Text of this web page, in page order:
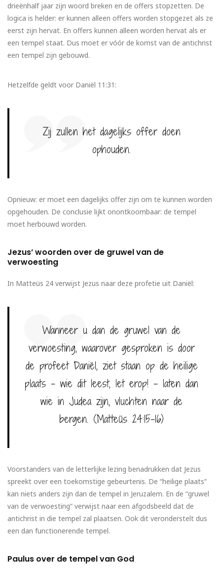
drieënhalf jaar zijn woord breken en de offers stopzetten. De
logica is helder: er kunnen alleen offers worden stopgezet als ze
eerst zijn hervat. En offers kunnen alleen worden hervat als er
een tempel staat. Dus moet er vóór de komst van de antichrist
een tempel zijn gebouwd.
Hetzelfde geldt voor Daniël 11:31:
Zij zullen het dagelijks offer doen
ophouden.
Opnieuw: er moet een dagelijks offer zijn om te kunnen worden
opgehouden. De conclusie lijkt onontkoombaar: de tempel
moet herbouwd worden.
Jezus’ woorden over de gruwel van de
verwoesting
In Matteüs 24 verwijst Jezus naar deze profetie uit Daniël:
Wanneer u dan de gruwel van de
verwoesting, waarover gesproken is door
de profeet Daniël, ziet staan op de heilige
plaats – wie dit leest, let erop! – laten dan
wie in Judea zijn, vluchten naar de
bergen. (Matteüs 24:15-16)
Voorstanders van de letterlijke lezing benadrukken dat Jezus
spreekt over een toekomstige gebeurtenis. De “heilige plaats”
kan niets anders zijn dan de tempel in Jeruzalem. En de “gruwel
van de verwoesting” verwijst naar een afgodsbeeld dat de
antichrist in die tempel zal plaatsen. Ook dit veronderstelt dus
een dan functionerende tempel.
Paulus over de tempel van God